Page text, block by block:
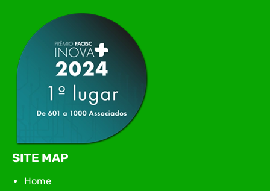
apresentação de novas iniciativas para o setor. O
encontro aconteceu em Rio…
SITE MAP
Home